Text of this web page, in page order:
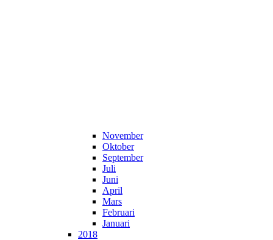
November
Oktober
September
Juli
Juni
April
Mars
Februari
Januari
2018